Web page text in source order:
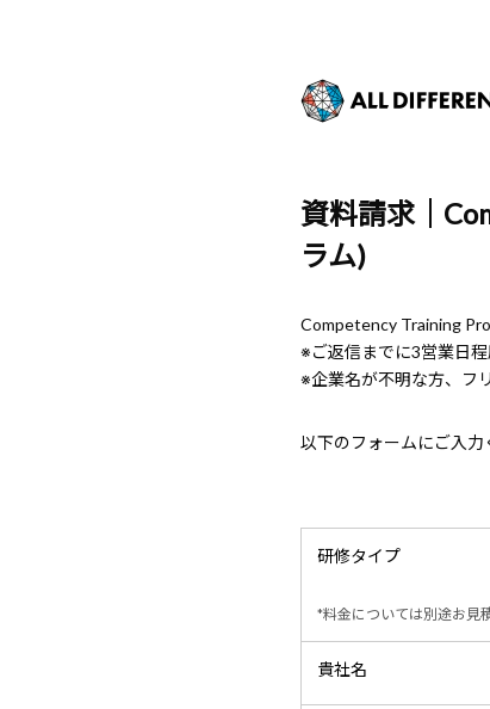
資料請求｜
ラム)
Competency Training
※ご返信までに3営業日程
※企業名が不明な方、フ
以下のフォームにご入力